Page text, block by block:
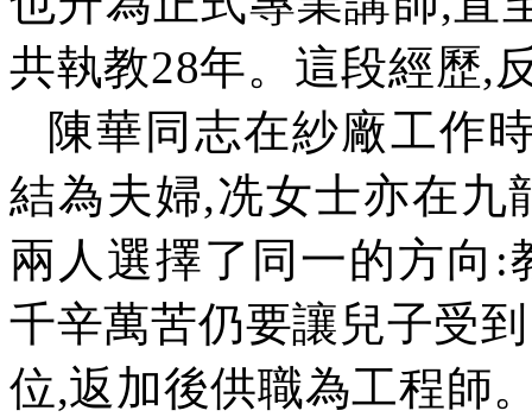
共執教28年。這段經歷,
陳華同志在紗廠工作
結為夫婦,冼女士亦在九
兩人選擇了同一的方向 :
千辛萬苦仍要讓兒子受
位,返加後供職為工程師